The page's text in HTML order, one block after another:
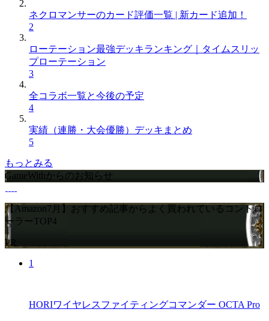
ネクロマンサーのカード評価一覧 | 新カード追加！
2
ローテーション最強デッキランキング｜タイムスリッ
プローテーション
3
全コラボ一覧と今後の予定
4
実績（連勝・大会優勝）デッキまとめ
5
もっとみる
GameWithからのお知らせ
【Amazon7月】おすすめ記事からよく買われているコントロ
ーラーTOP4
PR
1
HORIワイヤレスファイティングコマンダー OCTA Pro